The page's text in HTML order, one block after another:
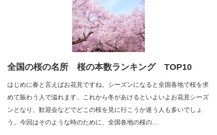
全国の桜の名所 桜の本数ランキング TOP10
はじめに春と言えばお花見ですね。シーズンになると全国各地で桜を求
めて賑わう人で溢れます。これから冬があけるといよいよお花見シーズ
ンとなり、歓迎会などでどこの桜を見に行こうか迷う人も多いでしょ
う。今回はそのような時のために、全国各地の桜の…